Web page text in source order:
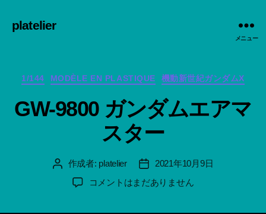
platelier
メニュー
カ
ゴ
リ
ー
1/144 MODÈLE EN PLASTIQUE 機動新世紀ガンダムX
GW-9800 ガンダムエアマ
スター
投 作成者: platelier
投
稿
日
2021年10月9日
GW-
コメントはまだありません